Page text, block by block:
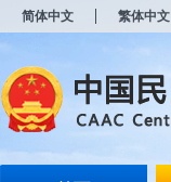
简体中文 繁体中文
开
无
障
说